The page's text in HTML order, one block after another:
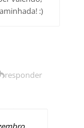
:)
responder